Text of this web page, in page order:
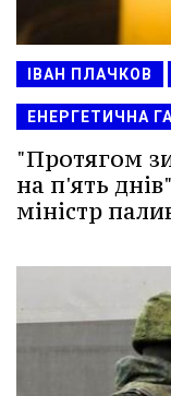
ІВАН ПЛАЧКОВ
ЕНЕРГЕТИЧНА
"Протягом
на п'ять
міністр